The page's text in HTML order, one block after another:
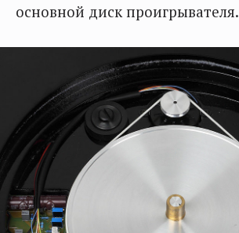
основной диск проигрывателя.